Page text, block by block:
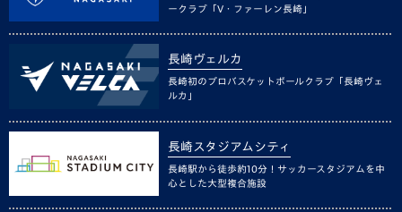
ークラブ「V・ファーレン長崎」
長崎ヴェルカ
長崎初のプロバスケットボールクラブ「長崎ヴェ
ルカ」
長崎スタジアムシティ
長崎駅から徒歩約10分！サッカースタジアムを中
心とした大型複合施設